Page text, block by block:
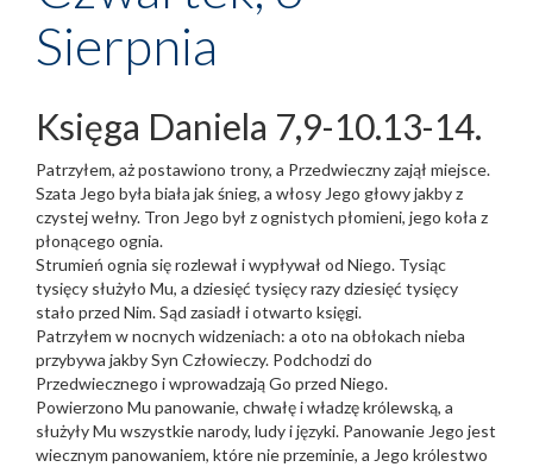
Sierpnia
Księga Daniela 7,9-10.13-14.
Patrzyłem, aż postawiono trony, a Przedwieczny zajął miejsce.
Szata Jego była biała jak śnieg, a włosy Jego głowy jakby z
czystej wełny. Tron Jego był z ognistych płomieni, jego koła z
płonącego ognia.
Strumień ognia się rozlewał i wypływał od Niego. Tysiąc
tysięcy służyło Mu, a dziesięć tysięcy razy dziesięć tysięcy
stało przed Nim. Sąd zasiadł i otwarto księgi.
Patrzyłem w nocnych widzeniach: a oto na obłokach nieba
przybywa jakby Syn Człowieczy. Podchodzi do
Przedwiecznego i wprowadzają Go przed Niego.
Powierzono Mu panowanie, chwałę i władzę królewską, a
służyły Mu wszystkie narody, ludy i języki. Panowanie Jego jest
wiecznym panowaniem, które nie przeminie, a Jego królestwo